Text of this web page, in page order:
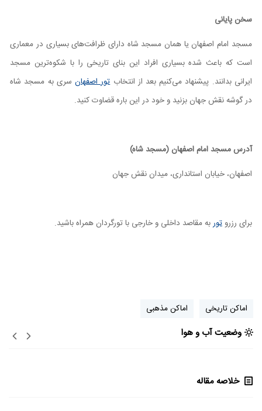
سخن پایانی
مسجد امام اصفهان یا همان مسجد شاه دارای ظرافت‌های بسیاری در معماری
است که باعث شده بسیاری افراد این بنای تاریخی را با شکوه‌ترین مسجد
ایرانی بدانند. پیشنهاد می‌کنیم بعد از انتخابتور اصفهانسری به مسجد شاه
در گوشه نقش جهان بزنید و خود در این باره قضاوت کنید.
آدرس مسجد امام اصفهان (مسجد شاه)
اصفهان، خیابان استانداری، میدان نقش جهان
برای رزروتوربه مقاصد داخلی و خارجی با تورگردان همراه باشید.
اماکن تاریخی اماکن مذهبی
وضعیت آب و هوا
خلاصه مقاله